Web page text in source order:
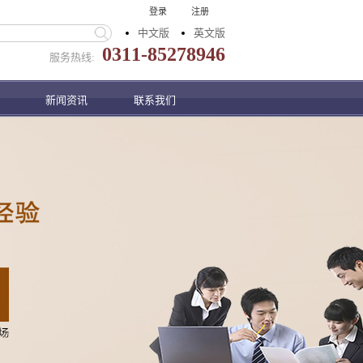
服务热线: 0311-85278946
中文版 英文版
登录 注册
新闻资讯 联系我们